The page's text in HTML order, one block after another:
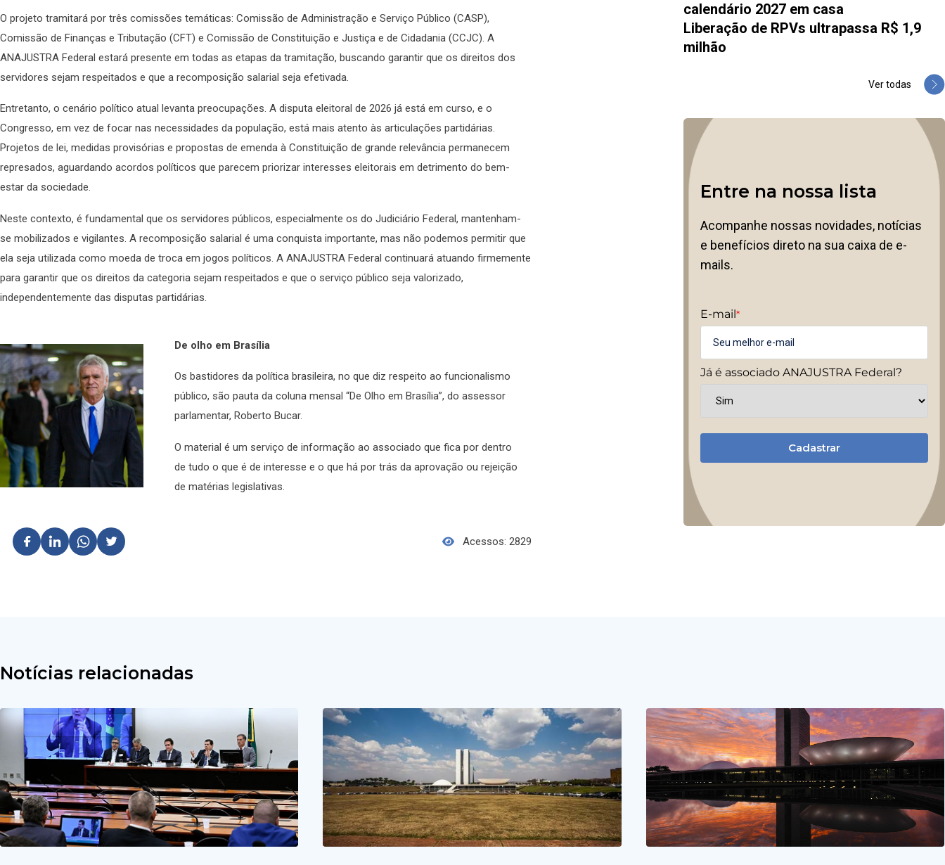
O projeto tramitará por três comissões temáticas: Comissão de Administração e Serviço Público (CASP),
Comissão de Finanças e Tributação (CFT) e Comissão de Constituição e Justiça e de Cidadania (CCJC). A
ANAJUSTRA Federal estará presente em todas as etapas da tramitação, buscando garantir que os direitos dos
servidores sejam respeitados e que a recomposição salarial seja efetivada.
Entretanto, o cenário político atual levanta preocupações. A disputa eleitoral de 2026 já está em curso, e o
Congresso, em vez de focar nas necessidades da população, está mais atento às articulações partidárias.
Projetos de lei, medidas provisórias e propostas de emenda à Constituição de grande relevância permanecem
represados, aguardando acordos políticos que parecem priorizar interesses eleitorais em detrimento do bem-
estar da sociedade.
Neste contexto, é fundamental que os servidores públicos, especialmente os do Judiciário Federal, mantenham-
se mobilizados e vigilantes. A recomposição salarial é uma conquista importante, mas não podemos permitir que
ela seja utilizada como moeda de troca em jogos políticos. A ANAJUSTRA Federal continuará atuando firmemente
para garantir que os direitos da categoria sejam respeitados e que o serviço público seja valorizado,
independentemente das disputas partidárias.
De olho em Brasília
Os bastidores da política brasileira, no que diz respeito ao funcionalismo
público, são pauta da coluna mensal “De Olho em Brasília”, do assessor
parlamentar, Roberto Bucar.
O material é um serviço de informação ao associado que fica por dentro
de tudo o que é de interesse e o que há por trás da aprovação ou rejeição
de matérias legislativas.
Acessos: 2829
calendário 2027 em casa
Liberação de RPVs ultrapassa R$ 1,9
milhão
Ver todas
Entre na nossa lista
Acompanhe nossas novidades, notícias
e benefícios direto na sua caixa de e-
mails.
E-mail*
Já é associado ANAJUSTRA Federal?
Cadastrar
Notícias relacionadas